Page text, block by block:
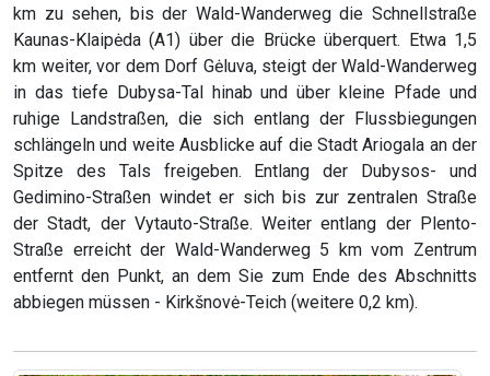
km zu sehen, bis der Wald-Wanderweg die Schnellstraße
Kaunas-Klaipėda (A1) über die Brücke überquert. Etwa 1,5
km weiter, vor dem Dorf Gėluva, steigt der Wald-Wanderweg
in das tiefe Dubysa-Tal hinab und über kleine Pfade und
ruhige Landstraßen, die sich entlang der Flussbiegungen
schlängeln und weite Ausblicke auf die Stadt Ariogala an der
Spitze des Tals freigeben. Entlang der Dubysos- und
Gedimino-Straßen windet er sich bis zur zentralen Straße
der Stadt, der Vytauto-Straße. Weiter entlang der Plento-
Straße erreicht der Wald-Wanderweg 5 km vom Zentrum
entfernt den Punkt, an dem Sie zum Ende des Abschnitts
abbiegen müssen - Kirkšnovė-Teich (weitere 0,2 km).